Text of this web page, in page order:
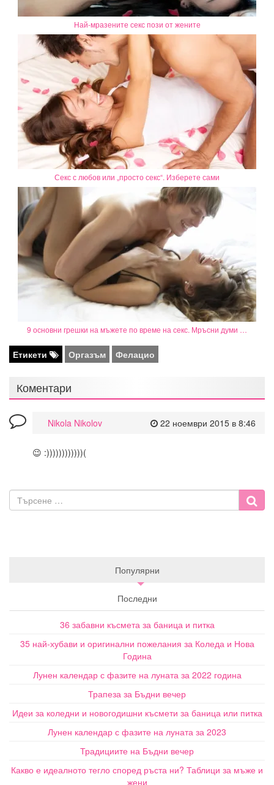
Най-мразените секс пози от жените
Секс с любов или „просто секс“. Изберете сами
9 основни грешки на мъжете по време на секс. Мръсни думи …
Етикети Оргазъм Фелацио
Коментари
22 ноември 2015 в 8:46
Nikola Nikolov
😉 :))))))))))))(
Популярни
Последни
36 забавни късмета за баница и питка
35 най-хубави и оригинални пожелания за Коледа и Нова
Година
Лунен календар с фазите на луната за 2022 година
Трапеза за Бъдни вечер
Идеи за коледни и новогодишни късмети за баница или питка
Лунен календар с фазите на луната за 2023
Традициите на Бъдни вечер
Какво е идеалното тегло според ръста ни? Таблици за мъже и
жени